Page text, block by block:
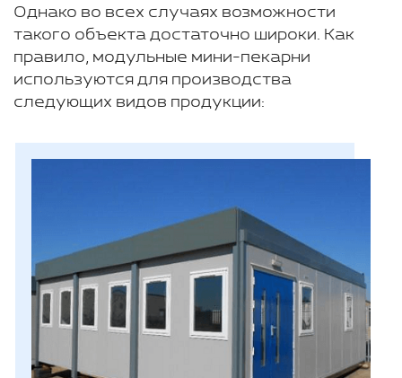
Однако во всех случаях возможности
такого объекта достаточно широки. Как
правило, модульные мини-пекарни
используются для производства
следующих видов продукции: